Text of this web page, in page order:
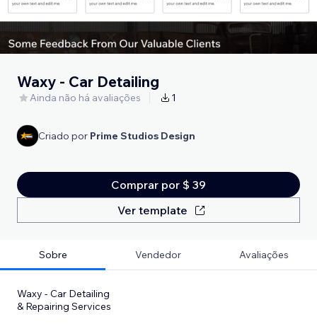
Waxy - Car Detailing
Ainda não há avaliações 1
Criado por Prime Studios Design
Comprar por $ 39
Ver template
Sobre Vendedor Avaliações
Waxy - Car Detailing
& Repairing Services